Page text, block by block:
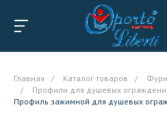
Главная / Каталог товаров /
/
Профили для душевых
Профиль зажимной для душевых